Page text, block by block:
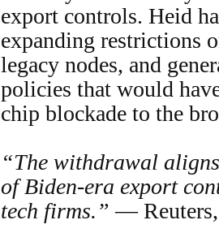
export controls. Heid
expanding restrictions
legacy nodes, and
policies that would
chip blockade to the
“The withdrawal
of Biden-era export
tech firms.” — Reuters,